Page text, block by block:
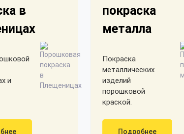
в
и
покраска
металла
Покраска
металлических
изделий
порошковой
краской.
Подробнее